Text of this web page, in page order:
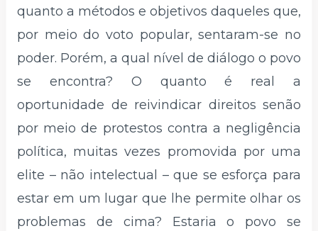
quanto a métodos e objetivos daqueles que,
por meio do voto popular, sentaram-se no
poder. Porém, a qual nível de diálogo o povo
se encontra? O quanto é real a
oportunidade de reivindicar direitos senão
por meio de protestos contra a negligência
política, muitas vezes promovida por uma
elite – não intelectual – que se esforça para
estar em um lugar que lhe permite olhar os
problemas de cima? Estaria o povo se